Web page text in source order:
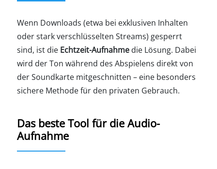
Wenn Downloads (etwa bei exklusiven Inhalten
oder stark verschlüsselten Streams) gesperrt
sind, ist die Echtzeit-Aufnahme die Lösung. Dabei
wird der Ton während des Abspielens direkt von
der Soundkarte mitgeschnitten – eine besonders
sichere Methode für den privaten Gebrauch.
Das beste Tool für die Audio-
Aufnahme